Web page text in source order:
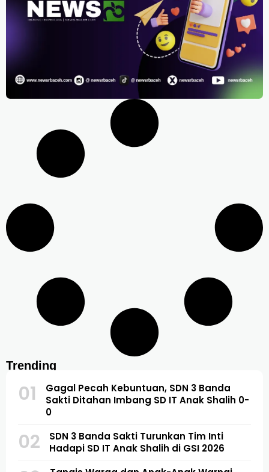
Trending
01
Gagal Pecah Kebuntuan, SDN 3 Banda
Sakti Ditahan Imbang SD IT Anak Shalih 0-
0
02
SDN 3 Banda Sakti Turunkan Tim Inti
Hadapi SD IT Anak Shalih di GSI 2026